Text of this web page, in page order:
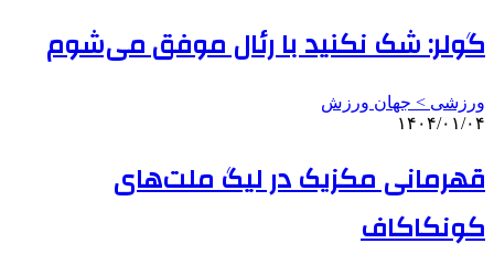
گولر: شک نکنید با رئال موفق می‌شوم
ورزشی > جهان ورزش
۱۴۰۴/۰۱/۰۴
قهرمانی مکزیک در لیگ ملت‌های
کونکاکاف